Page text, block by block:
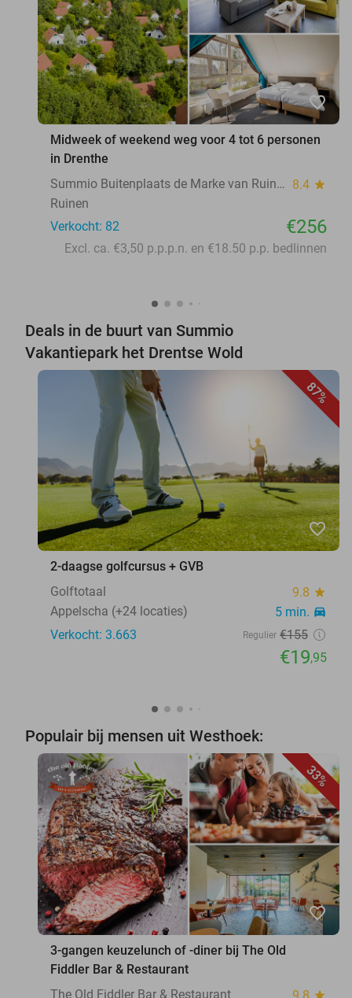
favorite_border
Midweek of weekend weg voor 4 tot 6 personen
in Drenthe
Summio Buitenplaats de Marke van Ruinen 8.4 star
Ruinen
Verkocht: 82
€256
Excl. ca. €3,50 p.p.p.n. en €18.50 p.p. bedlinnen
Deals in de buurt van Summio
Vakantiepark het Drentse Wold
87%
favorite_border
2-daagse golfcursus + GVB
Golftotaal
9.8 star
Appelscha (+24 locaties) 5 min. directions_car
Verkocht: 3.663 Regulier €155
€19,95
Populair bij mensen uit Westhoek:
33%
favorite_border
3-gangen keuzelunch of -diner bij The Old
Fiddler Bar & Restaurant
The Old Fiddler Bar & Restaurant
star